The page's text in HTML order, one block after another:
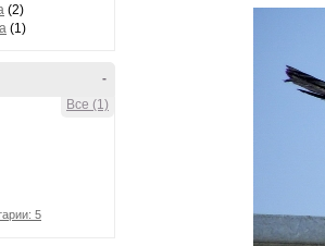
(2)
(1)
-
Все (1)
5